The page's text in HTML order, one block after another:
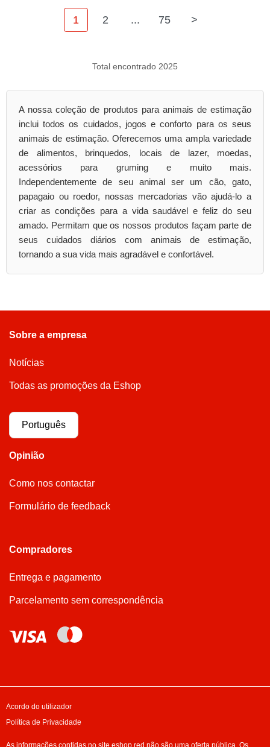
1 2 ... 75 >
Total encontrado 2025
A nossa coleção de produtos para animais de estimação
inclui todos os cuidados, jogos e conforto para os seus
animais de estimação. Oferecemos uma ampla variedade
de alimentos, brinquedos, locais de lazer, moedas,
acessórios para gruming e muito mais.
Independentemente de seu animal ser um cão, gato,
papagaio ou roedor, nossas mercadorias vão ajudá-lo a
criar as condições para a vida saudável e feliz do seu
amado. Permitam que os nossos produtos façam parte de
seus cuidados diários com animais de estimação,
tornando a sua vida mais agradável e confortável.
Sobre a empresa
Notícias
Todas as promoções da Eshop
Português
Opinião
Como nos contactar
Formulário de feedback
Compradores
Entrega e pagamento
Parcelamento sem correspondência
Acordo do utilizador
Política de Privacidade
As informações contidas no site eshop.red não são uma oferta pública. Os